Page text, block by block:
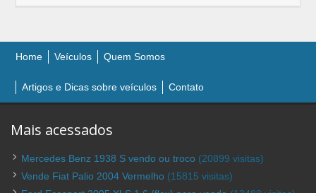
Home Veículos Quem Somos
Artigos e Dicas sobre veículos Contato
Mais acessados
Mercedes Benz 1938 S vendo ou troco (20899 visitas)
Vende Fiat Palio 2004 Vermelho (15815 visitas)